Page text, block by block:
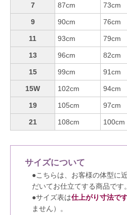
7 87cm 73cm
9 90cm 76cm
11 93cm 79cm
13 96cm 82cm
15 99cm 91cm
15W 102cm 94cm
19 105cm 97cm
21 108cm 100cm
サイズについて
●こちらは、お客様の体型に
だいてお仕立てする商品です。
●サイズ表は仕上がり寸法で
ません）。